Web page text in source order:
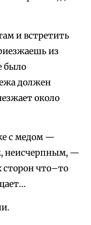
и встретить
из
было
должен
около
с медом —
неисчерпным, —
сторон что–то